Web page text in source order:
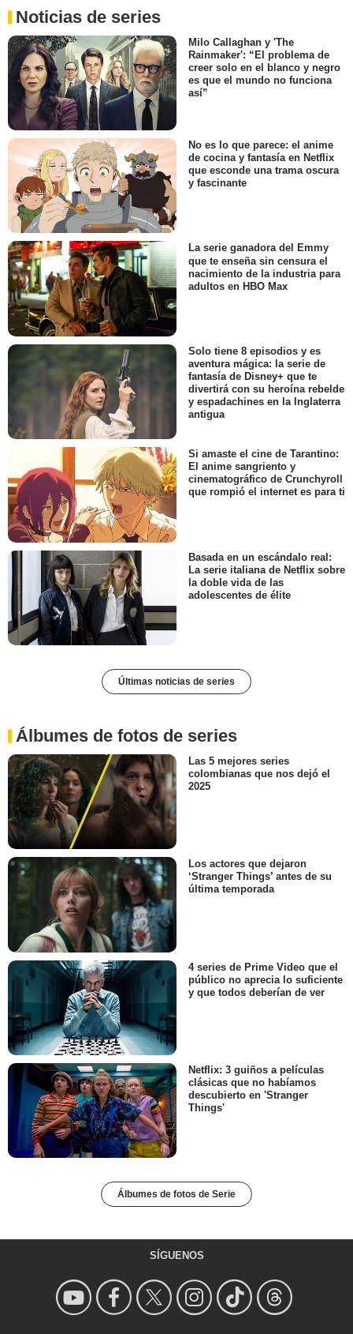
Noticias de series
Milo Callaghan y 'The
Rainmaker': “El problema de
creer solo en el blanco y negro
es que el mundo no funciona
así”
No es lo que parece: el anime
de cocina y fantasía en Netflix
que esconde una trama oscura
y fascinante
La serie ganadora del Emmy
que te enseña sin censura el
nacimiento de la industria para
adultos en HBO Max
Solo tiene 8 episodios y es
aventura mágica: la serie de
fantasía de Disney+ que te
divertirá con su heroína rebelde
y espadachines en la Inglaterra
antigua
Si amaste el cine de Tarantino:
El anime sangriento y
cinematográfico de Crunchyroll
que rompió el internet es para ti
Basada en un escándalo real:
La serie italiana de Netflix sobre
la doble vida de las
adolescentes de élite
Últimas noticias de series
Álbumes de fotos de series
Las 5 mejores series
colombianas que nos dejó el
2025
Los actores que dejaron
‘Stranger Things’ antes de su
última temporada
4 series de Prime Video que el
público no aprecia lo suficiente
y que todos deberían de ver
Netflix: 3 guiños a películas
clásicas que no habíamos
descubierto en 'Stranger
Things'
Álbumes de fotos de Serie
SÍGUENOS